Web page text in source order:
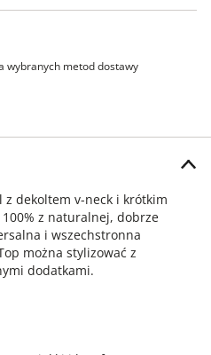
wybranych metod dostawy
z dekoltem v-neck i krótkim
z naturalnej, dobrze
i wszechstronna
można stylizować z
dodatkami.